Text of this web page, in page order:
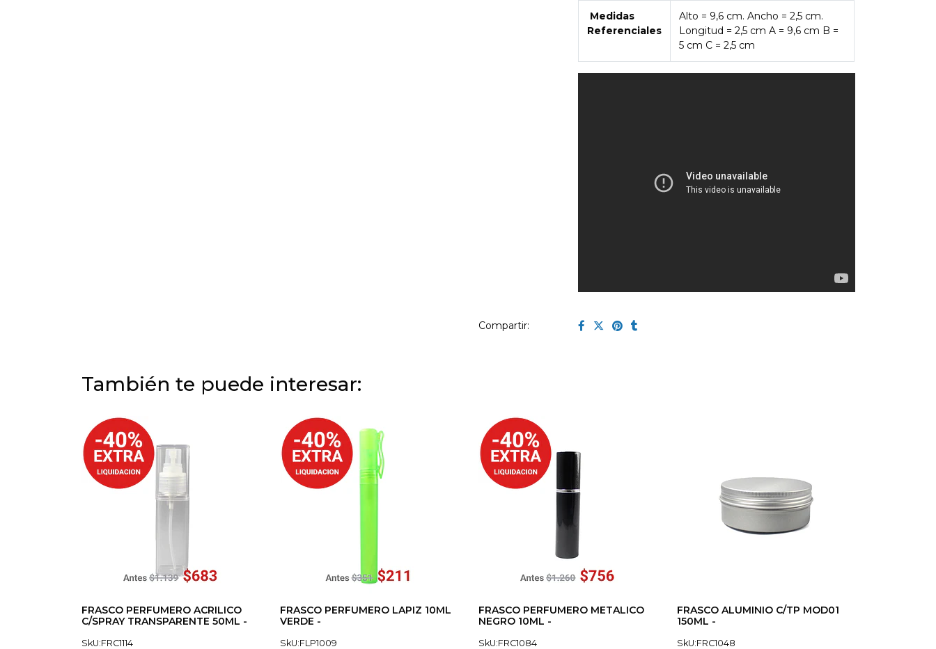
Medidas
Referenciales
Alto = 9,6 cm. Ancho = 2,5 cm.
Longitud = 2,5 cm A = 9,6 cm B =
5 cm C = 2,5 cm
Compartir:
También te puede interesar:
FRASCO PERFUMERO ACRILICO
C/SPRAY TRANSPARENTE 50ML -
SkU:FRC1114
FRASCO PERFUMERO LAPIZ 10ML
VERDE -
SkU:FLP1009
FRASCO PERFUMERO METALICO
NEGRO 10ML -
SkU:FRC1084
FRASCO ALUMINIO C/TP MOD01
150ML -
SkU:FRC1048